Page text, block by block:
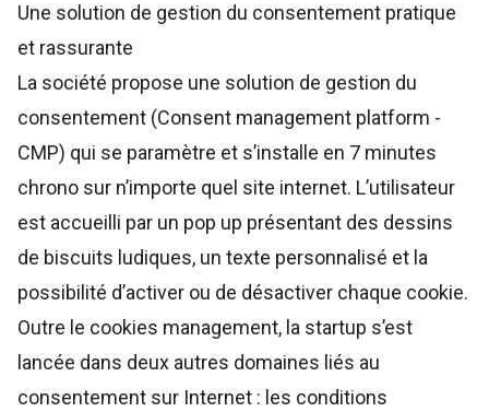
Une solution de gestion du consentement pratique
et rassurante
La société propose une solution de gestion du
consentement (Consent management platform -
CMP) qui se paramètre et s’installe en 7 minutes
chrono sur n’importe quel site internet. L’utilisateur
est accueilli par un pop up présentant des dessins
de biscuits ludiques, un texte personnalisé et la
possibilité d’activer ou de désactiver chaque cookie.
Outre le cookies management, la startup s’est
lancée dans deux autres domaines liés au
consentement sur Internet : les conditions